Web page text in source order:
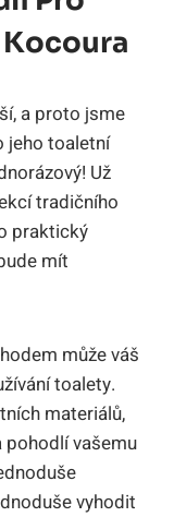
a proto jsme
jeho toaletní
Už
tradičního
praktický
mít
může váš
toalety.
materiálů,
vašemu
vyhodit